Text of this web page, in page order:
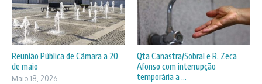
Reunião Pública de Câmara a 20
de maio
Maio 18, 2026
Qta Canastra/Sobral e R. Zeca
Afonso com interrupção
temporária a ...